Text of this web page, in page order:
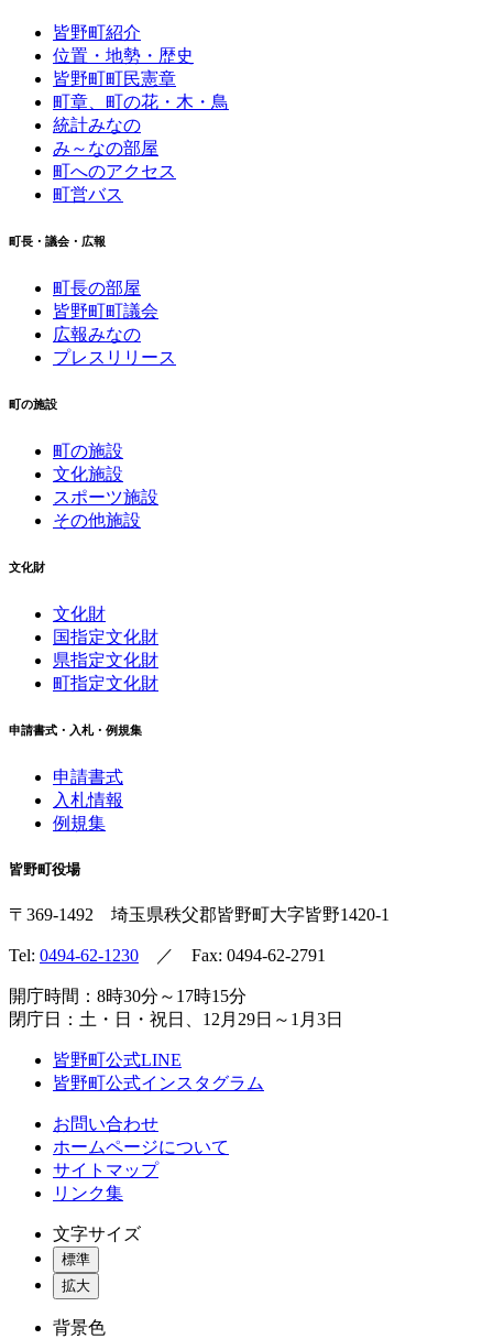
皆野町紹介
位置・地勢・歴史
皆野町町民憲章
町章、町の花・木・鳥
統計みなの
み～なの部屋
町へのアクセス
町営バス
町長・議会・広報
町長の部屋
皆野町町議会
広報みなの
プレスリリース
町の施設
町の施設
文化施設
スポーツ施設
その他施設
文化財
文化財
国指定文化財
県指定文化財
町指定文化財
申請書式・入札・例規集
申請書式
入札情報
例規集
皆野町役場
〒369-1492 埼玉県秩父郡皆野町大字皆野1420-1
Tel: 0494-62-1230 ／ Fax: 0494-62-2791
開庁時間：8時30分～17時15分
閉庁日：土・日・祝日、12月29日～1月3日
皆野町公式LINE
皆野町公式インスタグラム
お問い合わせ
ホームページについて
サイトマップ
リンク集
文字サイズ
標準
拡大
背景色